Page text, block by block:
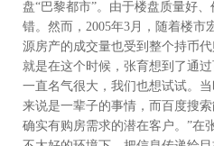
盘“巴黎都市”。由于楼盘质量好
错。然而，2005年3月，随着楼市
源房产的成交量也受到整个持币代
就是在这个时候，张育想到了通
一直名气很大，我们也想试试。
来说是一辈子的事情，而百度搜
确实有购房需求的潜在客户。”在